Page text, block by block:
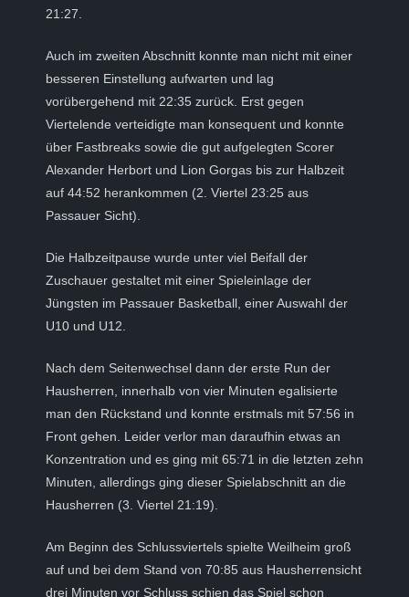
21:27.
Auch im zweiten Abschnitt konnte man nicht mit einer
besseren Einstellung aufwarten und lag
vorübergehend mit 22:35 zurück. Erst gegen
Viertelende verteidigte man konsequent und konnte
über Fastbreaks sowie die gut aufgelegten Scorer
Alexander Herbort und Lion Gorgas bis zur Halbzeit
auf 44:52 herankommen (2. Viertel 23:25 aus
Passauer Sicht).
Die Halbzeitpause wurde unter viel Beifall der
Zuschauer gestaltet mit einer Spieleinlage der
Jüngsten im Passauer Basketball, einer Auswahl der
U10 und U12.
Nach dem Seitenwechsel dann der erste Run der
Hausherren, innerhalb von vier Minuten egalisierte
man den Rückstand und konnte erstmals mit 57:56 in
Front gehen. Leider verlor man daraufhin etwas an
Konzentration und es ging mit 65:71 in die letzten zehn
Minuten, allerdings ging dieser Spielabschnitt an die
Hausherren (3. Viertel 21:19).
Am Beginn des Schlussviertels spielte Weilheim groß
auf und bei dem Stand von 70:85 aus Hausherrensicht
drei Minuten vor Schluss schien das Spiel schon